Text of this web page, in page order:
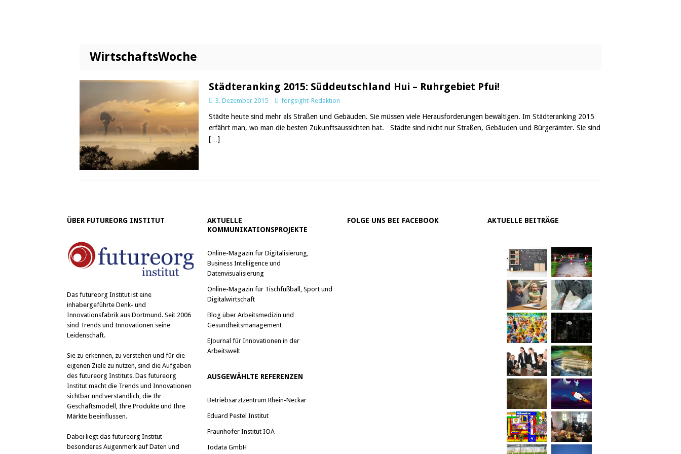
WirtschaftsWoche
Städteranking 2015: Süddeutschland Hui – Ruhrgebiet Pfui!
3. Dezember 2015 forgsight-Redaktion
Städte heute sind mehr als Straßen und Gebäuden. Sie müssen viele Herausforderungen bewältigen. Im Städteranking 2015
erfährt man, wo man die besten Zukunftsaussichten hat. Städte sind nicht nur Straßen, Gebäuden und Bürgerämter. Sie sind
[…]
ÜBER FUTUREORG INSTITUT
Das futureorg Institut ist eine
inhabergeführte Denk- und
Innovationsfabrik aus Dortmund. Seit 2006
sind Trends und Innovationen seine
Leidenschaft.
Sie zu erkennen, zu verstehen und für die
eigenen Ziele zu nutzen, sind die Aufgaben
des futureorg Instituts. Das futureorg
Institut macht die Trends und Innovationen
sichtbar und verständlich, die Ihr
Geschäftsmodell, Ihre Produkte und Ihre
Märkte beeinflussen.
Dabei liegt das futureorg Institut
besonderes Augenmerk auf Daten und
AKTUELLE
KOMMUNIKATIONSPROJEKTE
Online-Magazin für Digitalisierung,
Business Intelligence und
Datenvisualisierung
Online-Magazin für Tischfußball, Sport und
Digitalwirtschaft
Blog über Arbeitsmedizin und
Gesundheitsmanagement
EJournal für Innovationen in der
Arbeitswelt
AUSGEWÄHLTE REFERENZEN
Betriebsarztzentrum Rhein-Neckar
Eduard Pestel Institut
Fraunhofer Institut IOA
Iodata GmbH
FOLGE UNS BEI FACEBOOK AKTUELLE BEITRÄGE